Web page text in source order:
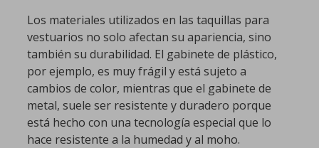
Los materiales utilizados en las taquillas para
vestuarios no solo afectan su apariencia, sino
también su durabilidad. El gabinete de plástico,
por ejemplo, es muy frágil y está sujeto a
cambios de color, mientras que el gabinete de
metal, suele ser resistente y duradero porque
está hecho con una tecnología especial que lo
hace resistente a la humedad y al moho.